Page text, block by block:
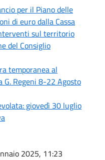
per il Piano delle
di euro dalla Cassa
sul territorio
del Consiglio
temporanea al
G. Regeni 8-22 Agosto
giovedì 30 luglio
2025, 11:23